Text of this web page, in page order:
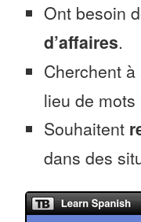
Ont besoin
d’affaires.
Cherchent
lieu de
Souhaitent
dans des